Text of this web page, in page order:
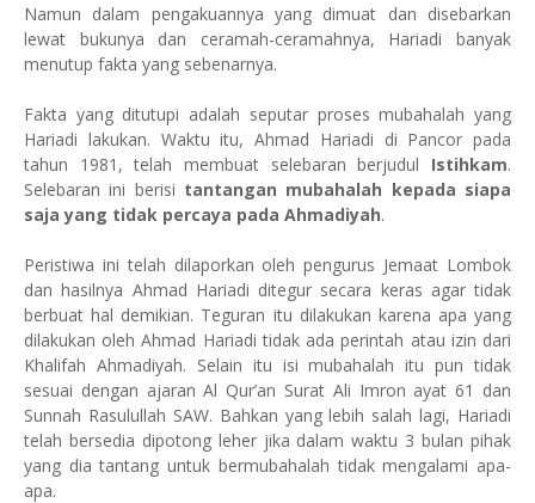
Namun dalam pengakuannya yang dimuat dan disebarkan
lewat bukunya dan ceramah-ceramahnya, Hariadi banyak
menutup fakta yang sebenarnya.
Fakta yang ditutupi adalah seputar proses mubahalah yang
Hariadi lakukan. Waktu itu, Ahmad Hariadi di Pancor pada
tahun 1981, telah membuat selebaran berjudul Istihkam.
Selebaran ini berisi tantangan mubahalah kepada siapa
saja yang tidak percaya pada Ahmadiyah.
Peristiwa ini telah dilaporkan oleh pengurus Jemaat Lombok
dan hasilnya Ahmad Hariadi ditegur secara keras agar tidak
berbuat hal demikian. Teguran itu dilakukan karena apa yang
dilakukan oleh Ahmad Hariadi tidak ada perintah atau izin dari
Khalifah Ahmadiyah. Selain itu isi mubahalah itu pun tidak
sesuai dengan ajaran Al Qur’an Surat Ali Imron ayat 61 dan
Sunnah Rasulullah SAW. Bahkan yang lebih salah lagi, Hariadi
telah bersedia dipotong leher jika dalam waktu 3 bulan pihak
yang dia tantang untuk bermubahalah tidak mengalami apa-
apa.